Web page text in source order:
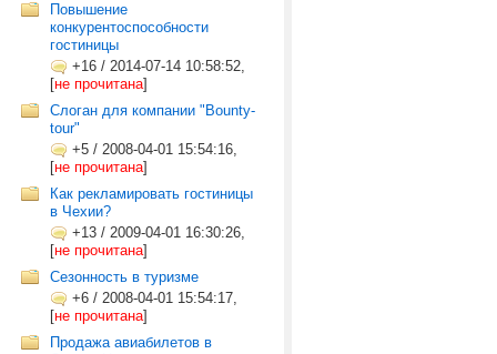
Повышение
конкурентоспособности
гостиницы
+16 / 2014-07-14 10:58:52,
[не прочитана]
Слоган для компании "Bounty-
tour"
+5 / 2008-04-01 15:54:16,
[не прочитана]
Как рекламировать гостиницы
в Чехии?
+13 / 2009-04-01 16:30:26,
[не прочитана]
Сезонность в туризме
+6 / 2008-04-01 15:54:17,
[не прочитана]
Продажа авиабилетов в